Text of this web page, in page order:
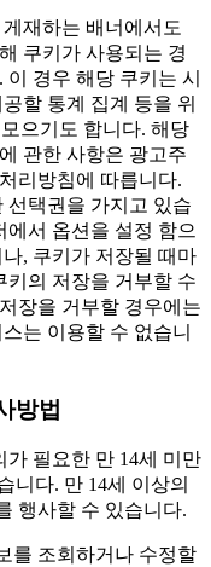
재하는 배너에서도
쿠키가 사용되는 경
경우 해당 쿠키는 시
할 통계 집계 등을 위
으기도 합니다. 해당
관한 사항은 광고주
리방침에 따릅니다.
선택권을 가지고 있습
에서 옵션을 설정 함으
, 쿠키가 저장될 때마
키의 저장을 거부할 수
장을 거부할 경우에는
는 이용할 수 없습니
방법
필요한 만 14세 미만
니다. 만 14세 이상의
행사할 수 있습니다.
를 조회하거나 수정할